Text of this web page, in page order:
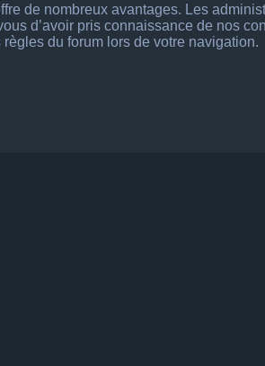
de nombreux avantages. Les
d’avoir pris connaissance de nos
du forum lors de votre navigation.